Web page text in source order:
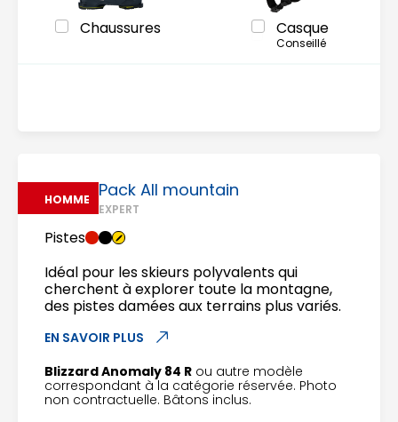
Chaussures Casque
Conseillé
HOMME Pack All mountain
EXPERT
Pistes
Idéal pour les skieurs polyvalents qui
cherchent à explorer toute la montagne,
des pistes damées aux terrains plus variés.
EN SAVOIR PLUS
Blizzard Anomaly 84 R ou autre modèle
correspondant à la catégorie réservée. Photo
non contractuelle. Bâtons inclus.